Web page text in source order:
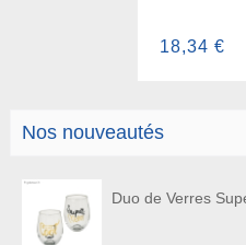
Nos nouveautés
Duo de Verres
18,34 €